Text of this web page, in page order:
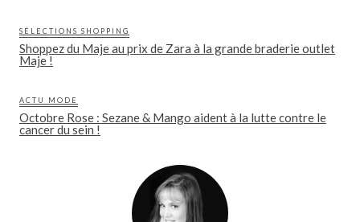
SÉLECTIONS SHOPPING
Shoppez du Maje au prix de Zara à la grande braderie outlet
Maje !
ACTU MODE
Octobre Rose : Sezane & Mango aident à la lutte contre le
cancer du sein !